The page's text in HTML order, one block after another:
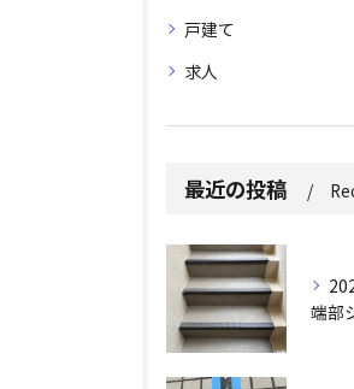
戸建て
求人
最近の投稿
端部